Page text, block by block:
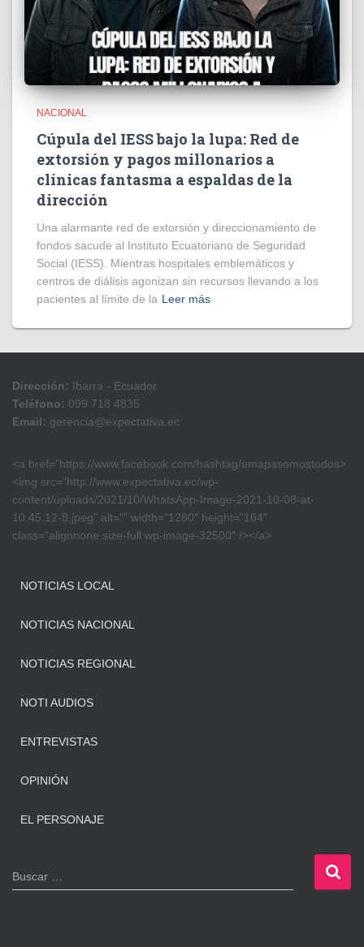
NACIONAL
Cúpula del IESS bajo la lupa: Red de
extorsión y pagos millonarios a
clínicas fantasma a espaldas de la
dirección
​Una alarmante red de extorsión y direccionamiento de
fondos sacude al Instituto Ecuatoriano de Seguridad
Social (IESS). Mientras hospitales emblemáticos y
centros de diálisis agonizan sin recursos llevando a los
pacientes al límite de la Leer más
Dirección: Ibarra - Ecuador
Teléfono: 099 718 4835
Email: gerencia@expectativa.ec
<a href=”https://www.facebook.com/hashtag/emapasomostodos>
<img src=”http://www.expectativa.ec/wp-
content/uploads/2021/10/WhatsApp-Image-2021-10-08-at-
10.45.12-8.jpeg” alt=”” width=”1280″ height=”164″
class=”alignnone size-full wp-image-32500″ /></a>
NOTICIAS LOCAL
NOTICIAS NACIONAL
NOTICIAS REGIONAL
NOTI AUDIOS
ENTREVISTAS
OPINIÓN
EL PERSONAJE
B
u
Buscar …